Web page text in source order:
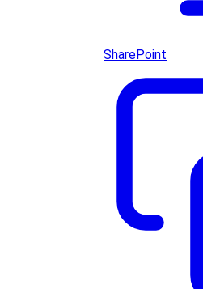
SharePoint